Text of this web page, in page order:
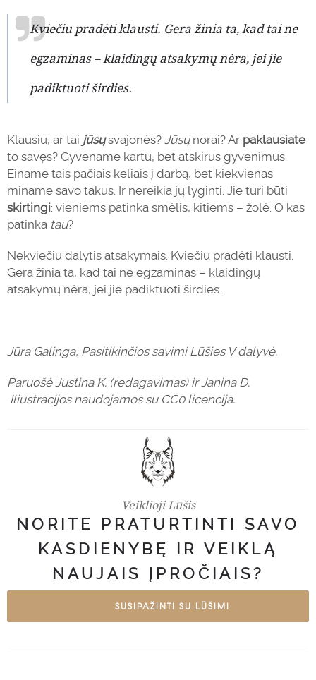
Kviečiu pradėti klausti. Gera žinia ta, kad tai ne
egzaminas – klaidingų atsakymų nėra, jei jie
padiktuoti širdies.
Klausiu, ar tai jūsų svajonės? Jūsų norai? Ar paklausiate
to savęs? Gyvename kartu, bet atskirus gyvenimus.
Einame tais pačiais keliais į darbą, bet kiekvienas
miname savo takus. Ir nereikia jų lyginti. Jie turi būti
skirtingi: vieniems patinka smėlis, kitiems – žolė. O kas
patinka tau?
Nekviečiu dalytis atsakymais. Kviečiu pradėti klausti.
Gera žinia ta, kad tai ne egzaminas – klaidingų
atsakymų nėra, jei jie padiktuoti širdies.
Jūra Galinga, Pasitikinčios savimi Lūšies V dalyvė.
Paruošė Justina K. (redagavimas) ir Janina D.
Iliustracijos naudojamos su CC0 licencija.
Veiklioji Lūšis
NORITE PRATURTINTI SAVO
KASDIENYBĘ IR VEIKLĄ
NAUJAIS ĮPROČIAIS?
SUSIPAŽINTI SU LŪŠIMI